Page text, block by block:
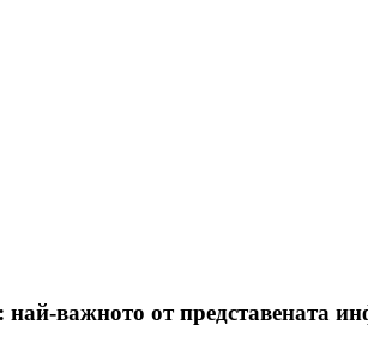
важното от представената